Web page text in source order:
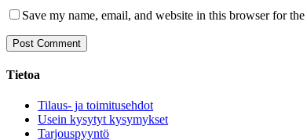
Save my name, email, and website in this browser for
Tietoa
Tilaus- ja toimitusehdot
Usein kysytyt kysymykset
Tarjouspyyntö